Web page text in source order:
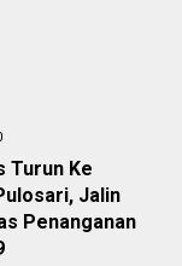
Turun Ke
Jalin
Penanganan